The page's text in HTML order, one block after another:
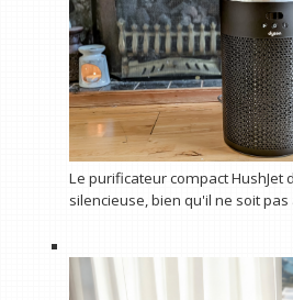
Le purificateur compact HushJet
silencieuse, bien qu'il ne soit